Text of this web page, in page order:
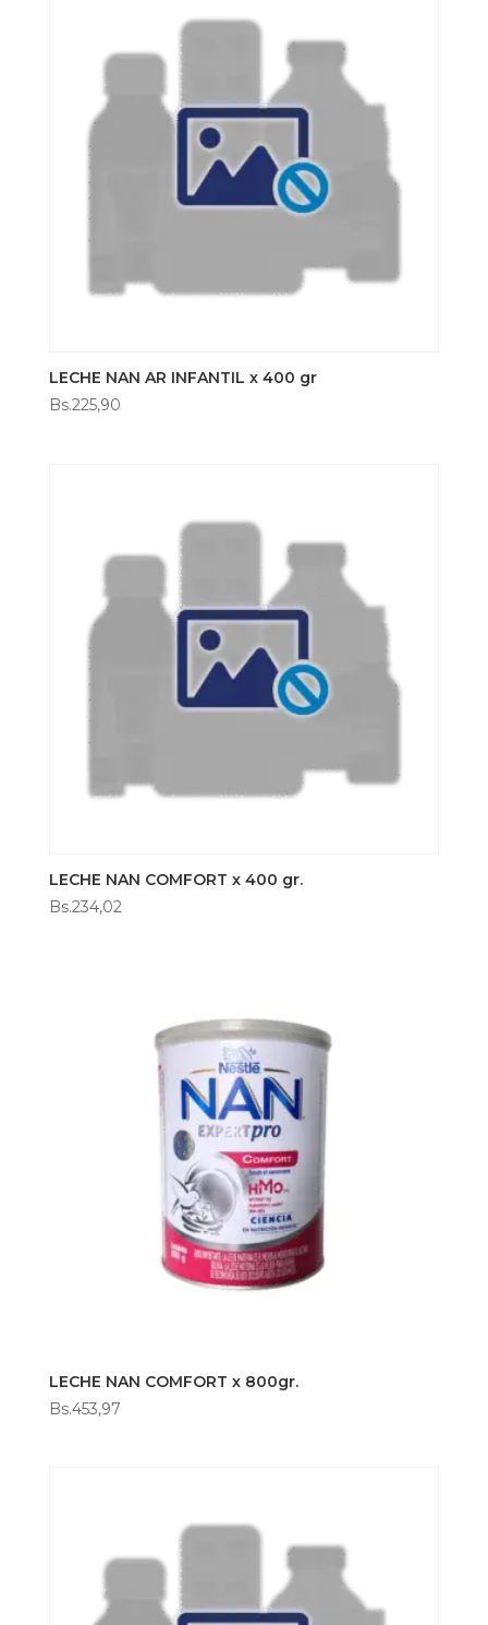
LECHE NAN AR INFANTIL x 400 gr
Bs.225,90
LECHE NAN COMFORT x 400 gr.
Bs.234,02
LECHE NAN COMFORT x 800gr.
Bs.453,97